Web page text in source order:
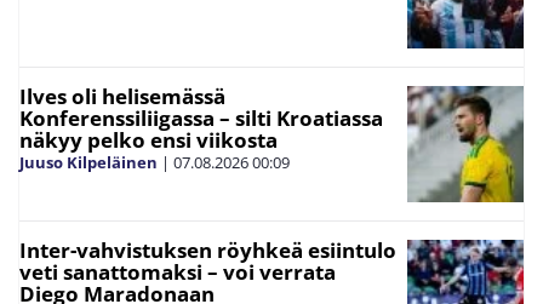
Ilves oli helisemässä
Konferenssiliigassa – silti Kroatiassa
näkyy pelko ensi viikosta
Juuso Kilpeläinen | 07.08.202600:09
Inter-vahvistuksen röyhkeä esiintulo
veti sanattomaksi – voi verrata
Diego Maradonaan